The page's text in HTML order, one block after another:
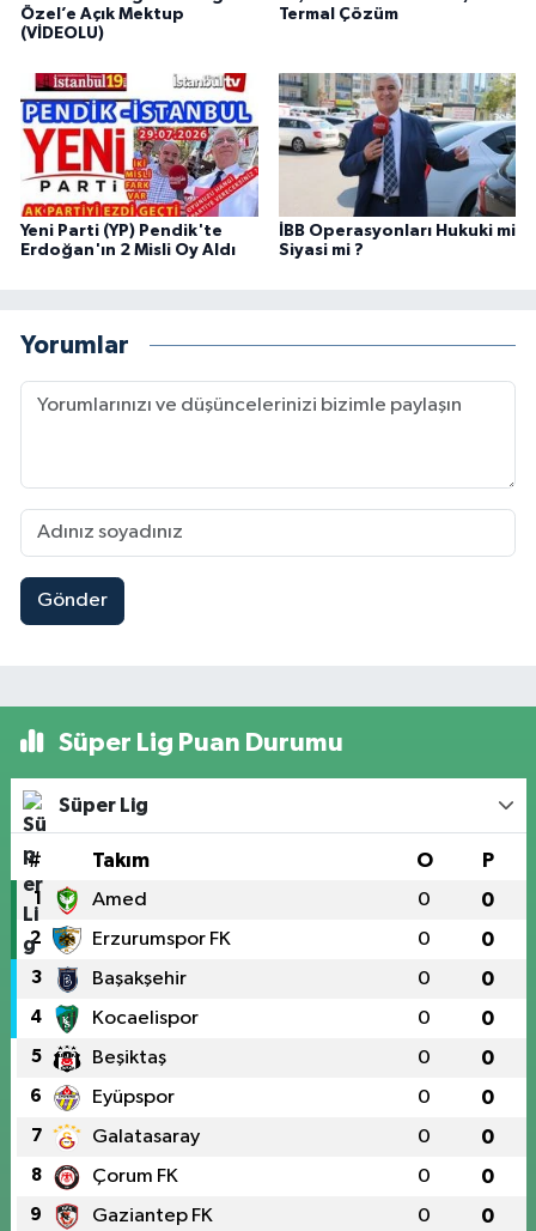
Özel’e Açık Mektup
(VİDEOLU)
Termal Çözüm
Yeni Parti (YP) Pendik'te
Erdoğan'ın 2 Misli Oy Aldı
İBB Operasyonları Hukuki mi
Siyasi mi ?
Yorumlar
Gönder
Süper Lig Puan Durumu
Süper Lig
# Takım O P
1 Amed 0 0
2 Erzurumspor FK 0 0
3 Başakşehir 0 0
4 Kocaelispor 0 0
5 Beşiktaş 0 0
6 Eyüpspor 0 0
7 Galatasaray 0 0
8 Çorum FK 0 0
9 Gaziantep FK 0 0